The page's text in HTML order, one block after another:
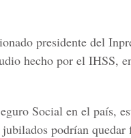
presidente del
hecho por el IHSS,
Social en el país,
podrían quedar